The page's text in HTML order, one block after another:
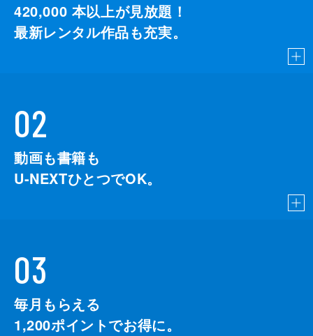
420,000 本以上が見放題！
最新レンタル作品も充実。
02
動画も書籍も
U-NEXTひとつでOK。
03
毎月もらえる
1,200ポイントでお得に。